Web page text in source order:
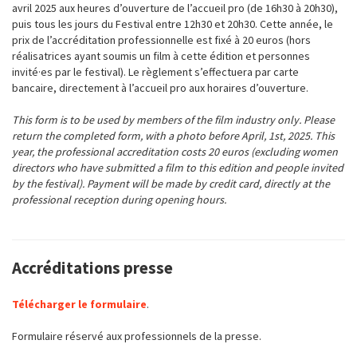
avril 2025 aux heures d’ouverture de l’accueil pro (de 16h30 à 20h30),
puis tous les jours du Festival entre 12h30 et 20h30. Cette année, le
prix de l’accréditation professionnelle est fixé à 20 euros (hors
réalisatrices ayant soumis un film à cette édition et personnes
invité·es par le festival). Le règlement s’effectuera par carte
bancaire, directement à l’accueil pro aux horaires d’ouverture.
This form is to be used by members of the film industry only. Please
return the completed form, with a photo before April, 1st, 2025. This
year, the professional accreditation costs 20 euros (excluding women
directors who have submitted a film to this edition and people invited
by the festival). Payment will be made by credit card, directly at the
professional reception during opening hours.
Accréditations presse
Télécharger le formulaire.
Formulaire réservé aux professionnels de la presse.